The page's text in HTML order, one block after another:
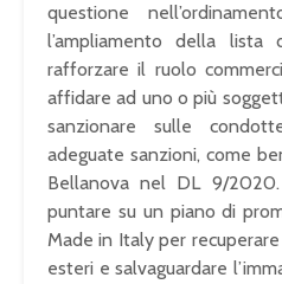
questione
l’ampliamento della
rafforzare il ruolo
affidare ad uno o più
sanzionare sulle
adeguate sanzioni, come
Bellanova nel DL 9/
puntare su un piano di
Made in Italy per
esteri e salvaguardare